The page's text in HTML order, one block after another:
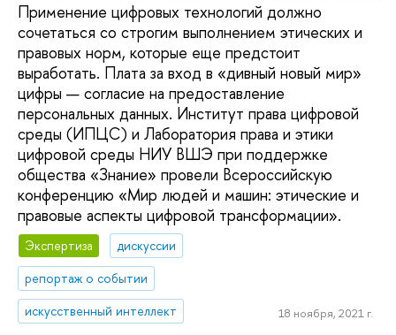
Применение цифровых технологий должно
сочетаться со строгим выполнением этических и
правовых норм, которые еще предстоит
выработать. Плата за вход в «дивный новый мир»
цифры — согласие на предоставление
персональных данных. Институт права цифровой
среды (ИПЦС) и Лаборатория права и этики
цифровой среды НИУ ВШЭ при поддержке
общества «Знание» провели Всероссийскую
конференцию «Мир людей и машин: этические и
правовые аспекты цифровой трансформации».
Экспертиза
дискуссии
репортаж о событии
искусственный интеллект
18 ноября, 2021 г.